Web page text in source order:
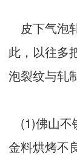
皮下气泡
此，以往多
泡裂纹与轧
(1)佛山不
金料烘烤不